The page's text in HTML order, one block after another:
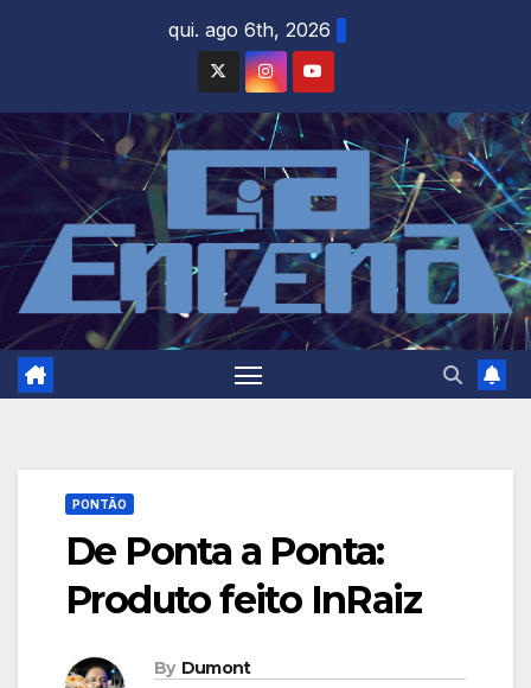
qui. ago 6th, 2026
PONTÃO
De Ponta a Ponta:
Produto feito InRaiz
By Dumont